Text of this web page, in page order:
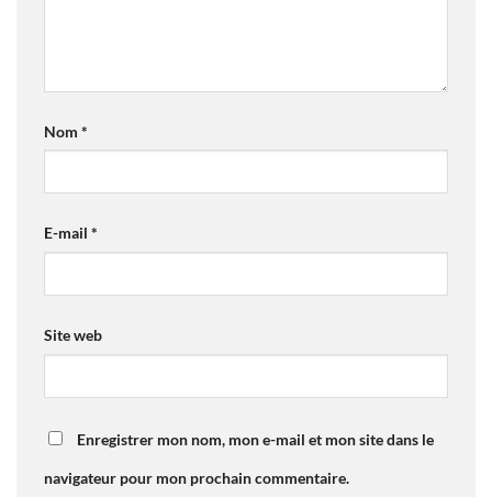
Nom *
E-mail *
Site web
Enregistrer mon nom, mon e-mail et mon site dans le
navigateur pour mon prochain commentaire.